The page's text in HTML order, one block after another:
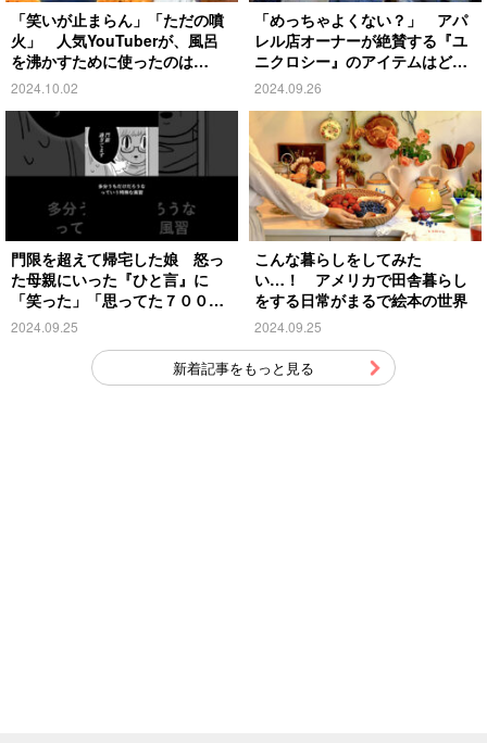
「笑いが止まらん」「ただの噴
火」 人気YouTuberが、風呂
を沸かすために使ったのは…
2024.10.02
「めっちゃよくない？」 アパ
レル店オーナーが絶賛する『ユ
ニクロシー』のアイテムはど
れ？
2024.09.26
門限を超えて帰宅した娘 怒っ
た母親にいった『ひと言』に
「笑った」「思ってた７００倍
特殊」
2024.09.25
こんな暮らしをしてみた
い…！ アメリカで田舎暮らし
をする日常がまるで絵本の世界
2024.09.25
新着記事をもっと見る